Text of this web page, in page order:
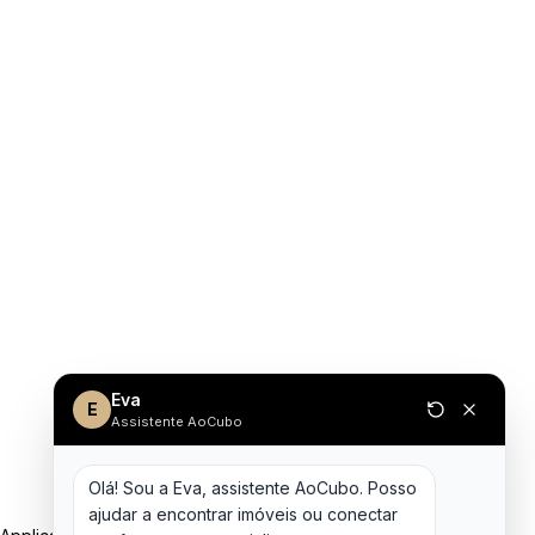
E Eva
Assistente AoCubo
Olá! Sou a Eva, assistente AoCubo. Posso
ajudar a encontrar imóveis ou conectar